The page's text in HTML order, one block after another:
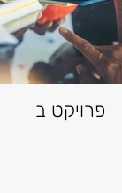
פרויקט ב